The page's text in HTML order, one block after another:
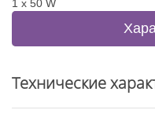
1 x 50 W
Технические